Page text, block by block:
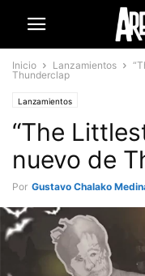
Inicio Lanzamientos
Thunderclap
Lanzamientos
“The
nuevo de
Por Gustavo Chalako